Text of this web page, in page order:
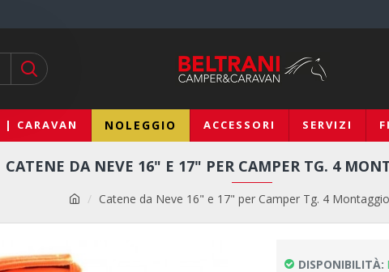
| CARAVAN NOLEGGIO ACCESSORI SERVIZI
Catene da Neve 16" e 17" per Camper Tg. 4
CATENE DA NEVE 16" E 17" PER CAMPER TG. 4
DISPONIBILITÀ: